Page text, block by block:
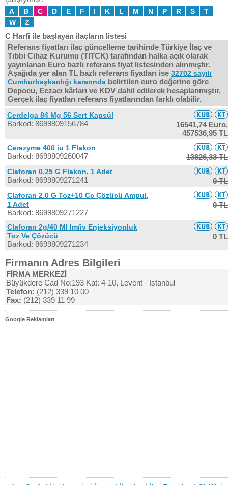
A B C D E F I K L M N P R S
T
W
Z
C Harfi ile başlayan ilaçların listesi
Referans fiyatları ilaç güncelleme tarihinde Türkiye İlaç ve
Tıbbi Cihaz Kurumu (TITCK) tarafından halka açık olarak
yayınlanan Euro bazlı referans fiyat listesinden alınmıştır.
Aşağıda yer alan TL bazlı referans fiyatları ise 32702 sayılı
Cumhurbaşkanlığı kararında belirtilen euro değerine göre
Depocu, Eczacı kârları ve KDV dahil edilerek hesaplanmıştır.
Gerçek ilaç fiyatları referans fiyatlarından farklı olabilir.
Cerdelga 84 Mg 56 Sert Kapsül
Barkod: 8699809156784
16541,74 Euro,
457536,95 TL
Cerezyme 400 iu 1 Flakon
Barkod: 8699809260047 13826,33 TL
Claforan 0.25 G Flakon, 1 Adet
Barkod: 8699809271241 0 TL
Claforan 2.0 G Toz+10 Cc Çözücü Ampul,
1 Adet
Barkod: 8699809271227
0 TL
Claforan 2g/40 Ml Im/iv Enjeksiyonluk
Toz Ve Çözücü
Barkod: 8699809271234
0 TL
Firmanın Adres Bilgileri
FİRMA MERKEZİ
Büyükdere Cad No:193 Kat: 4-10, Levent - İstanbul
Telefon: (212) 339 10 00
Fax: (212) 339 11 99
Google Reklamları